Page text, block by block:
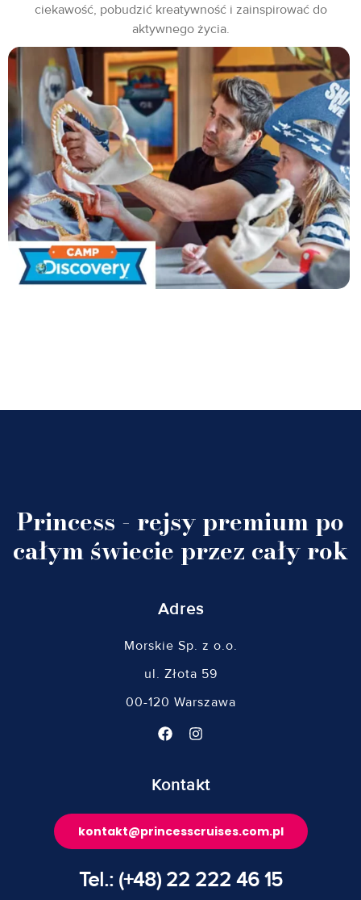
ciekawość, pobudzić kreatywność i zainspirować do
aktywnego życia.
Princess - rejsy premium po
całym świecie przez cały rok
Adres
Morskie Sp. z o.o.
ul. Złota 59
00-120 Warszawa
Kontakt
kontakt@princesscruises.com.pl
Tel.: (+48) 22 222 46 15